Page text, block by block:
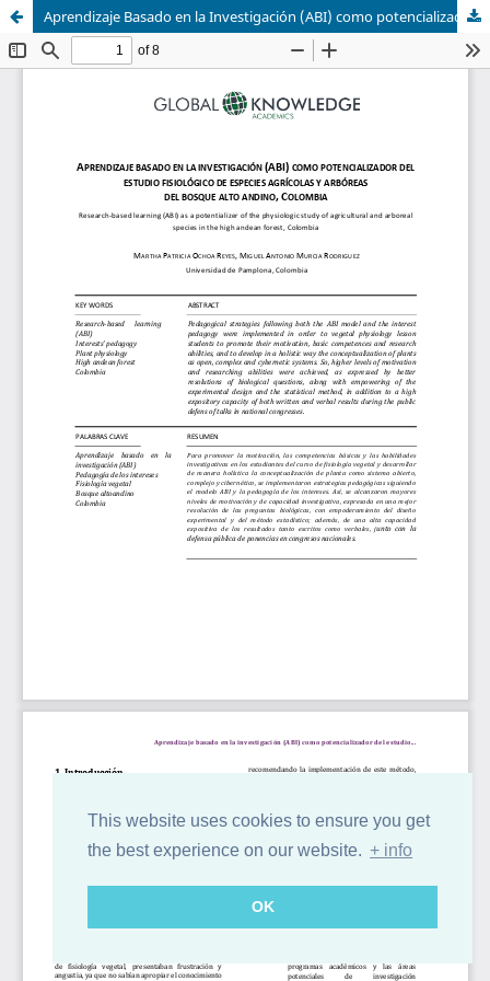
This website uses cookies to ensure you get
the best experience on our website. + info
OK
Aprendizaje Basado en la Investigación (ABI) como potencializador del estudio fisiológico de especies agrícolas y arbóreas del bosque Alto Andino, Colombia / Research-based learning (ABI) as a potentializer of the physiologic study of agricultural and arboreal species in the high andean forest, Colombia